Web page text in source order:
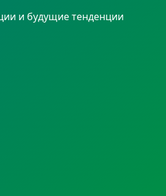
и будущие тенденции